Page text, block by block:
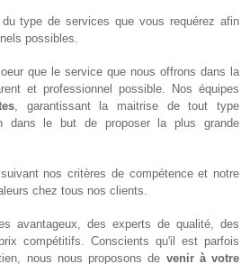
type de services que vous requérez afin
possibles.
que le service que nous offrons dans la
et professionnel possible. Nos équipes
, garantissant la maitrise de tout type
dans le but de proposer la plus grande
suivant nos critères de compétence et notre
chez tous nos clients.
avantageux, des experts de qualité, des
compétitifs. Conscients qu'il est parfois
nous nous proposons de venir à votre